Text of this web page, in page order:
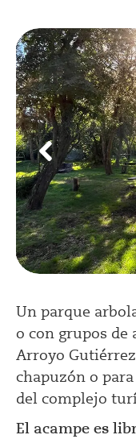
Un parque
o con grupos
Arroyo
chapuzón o
del complejo
El acampe es